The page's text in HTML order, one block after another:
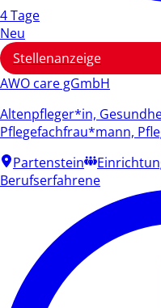
4 Tage
Neu
Stellenanzeige
AWO care gGmbH
Altenpfleger*in,
Pflegefachfrau*mann,
Partenstein
Berufserfahrene